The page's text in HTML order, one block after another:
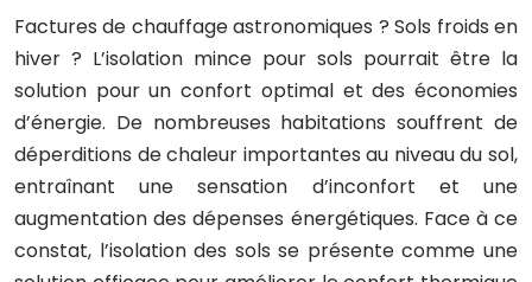
Factures de chauffage astronomiques ? Sols froids en
hiver ? L’isolation mince pour sols pourrait être la
solution pour un confort optimal et des économies
d’énergie. De nombreuses habitations souffrent de
déperditions de chaleur importantes au niveau du sol,
entraînant une sensation d’inconfort et une
augmentation des dépenses énergétiques. Face à ce
constat, l’isolation des sols se présente comme une